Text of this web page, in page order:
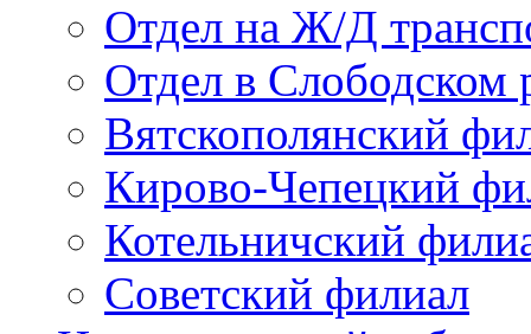
Отдел на Ж/Д
Отдел в Слободском
Вятскополянский
Кирово-Чепецкий
Котельничский
Советский филиал